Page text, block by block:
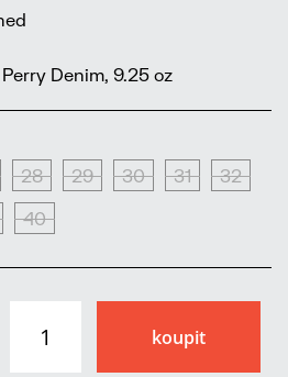
Denim, 9.25 oz
28 29 30 31 32
40